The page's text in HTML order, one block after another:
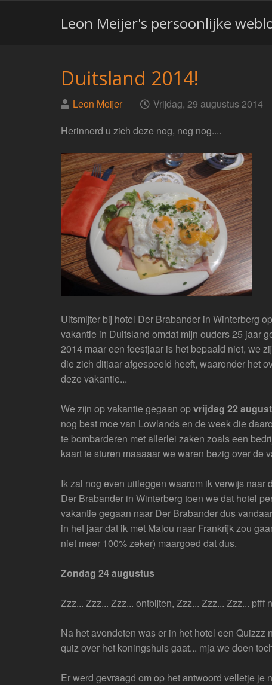
Leon Meijer's persoonlijke
Duitsland 2014!
Geplaatst
Leon Meijer op Vrijdag, 29 augustus 2014
Herinnerd u zich deze nog, nog nog....
Uitsmijter bij hotel Der Brabander in Winterberg op
vakantie in Duitsland omdat mijn ouders 25 jaar
2014 maar een feestjaar is het bepaald niet, we
die zich ditjaar afgespeeld heeft, waaronder het
deze vakantie...
We zijn op vakantie gegaan opvrijdag 22
nog best moe van Lowlands en de week die
te bombarderen met allerlei zaken zoals een
kaart te sturen maaaaar we waren bezig over de
Ik zal nog even uitleggen waarom ik verwijs
Der Brabander in Winterberg toen we dat hotel
vakantie gegaan naar Der Brabander dus
in het jaar dat ik met Malou naar Frankrijk zou
niet meer 100% zeker) maargoed dat dus.
Zondag 24 augustus
Zzz... Zzz... Zzz... ontbijten, Zzz... Zzz... Zzz... pfff
Na het avondeten was er in het hotel een
quiz over het koningshuis gaat... mja we doen
Er werd gevraagd om op het antwoord velletje je